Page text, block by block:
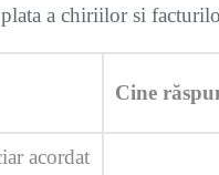
a chiriilor si
Cine
acordat